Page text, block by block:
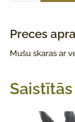
Preces
Mušu skaras ar